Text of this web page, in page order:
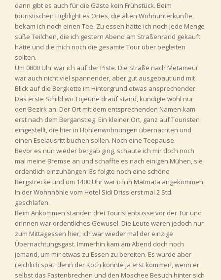
dann gibt es auch für die Gäste kein Frühstück. Beim
touristischen Highlight es Ortes, die alten Wohnunterkünfte,
bekam ich noch einen Tee. Zu essen hatte ich noch jede Menge
süße Teilchen, die ich gestern Abend am Straßenrand gekauft
hatte und die mich noch die gesamte Tour über begleiten
sollten.
Um 0800 Uhr war ich auf der Piste. Die Straße nach Metameur
war auch nicht viel spannender, aber gut ausgebaut und mit
Blick auf die Bergkette im Hintergrund etwas ansprechender.
Das erste Schild wo Tojeune drauf stand, kündigte wohl nur
den Bezirk an. Der Ort mit dem entsprechenden Namen kam
erst nach dem Berganstieg. Ein kleiner Ort, ganz auf Touristen
eingestellt, die hier in Höhlenwohnungen übernachten und
einen Eselausritt buchen sollen. Noch eine Teepause.
Bevor es nun wieder bergab ging, schaute ich mir doch noch
mal meine Bremse an und schaffte es nach einigen Mühen, sie
ordentlich einzuhängen. Es folgte noch eine schöne
Bergstrecke und um 1400 Uhr war ich in Matmata angekommen.
In der Wohnhöhle vom Hotel Sidi Driss erst mal 2 Std.
geschlafen.
Beim Ankommen standen drei Touristenbusse vor der Tür und
drinnen war ordentliches Gewusel. Die Leute waren jedoch nur
zum Mittagessen hier; ich war wieder mal der einzige
Übernachtungsgast. Immerhin kam am Abend doch noch
jemand, um mir etwas zu Essen zu bereiten. Es wurde aber
reichlich spät, denn der Koch konnte ja erst kommen, wenn er
selbst das Fastenbrechen und den Moschee Besuch hinter sich